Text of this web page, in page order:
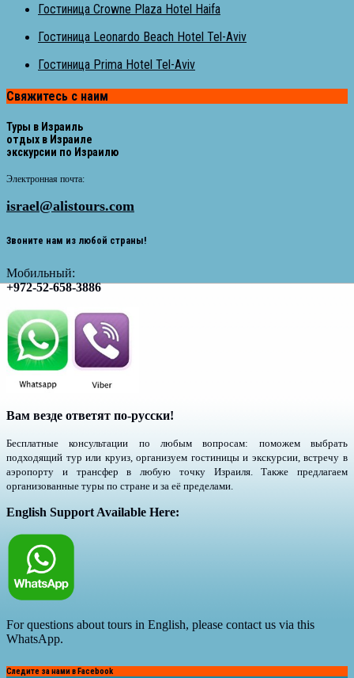
Гостиница Crowne Plaza Hotel Haifa
Гостиница Leonardo Beach Hotel Tel-Aviv
Гостиница Prima Hotel Tel-Aviv
Свяжитесь с наим
Туры в Израиль
отдых в Израиле
экскурсии по Израилю
Электронная почта:
israel@alistours.com
Звоните нам из любой страны!
Мобильный:
+972-52-658-3886
Вам везде ответят по-русски!
Бесплатные консультации по любым вопросам: поможем выбрать
подходящий тур или круиз, организуем гостиницы и экскурсии, встречу в
аэропорту и трансфер в любую точку Израиля. Также предлагаем
организованные туры по стране и за её пределами.
English Support Available Here:
For questions about tours in English, please contact us via this
WhatsApp.
Следите за нами в Facebook